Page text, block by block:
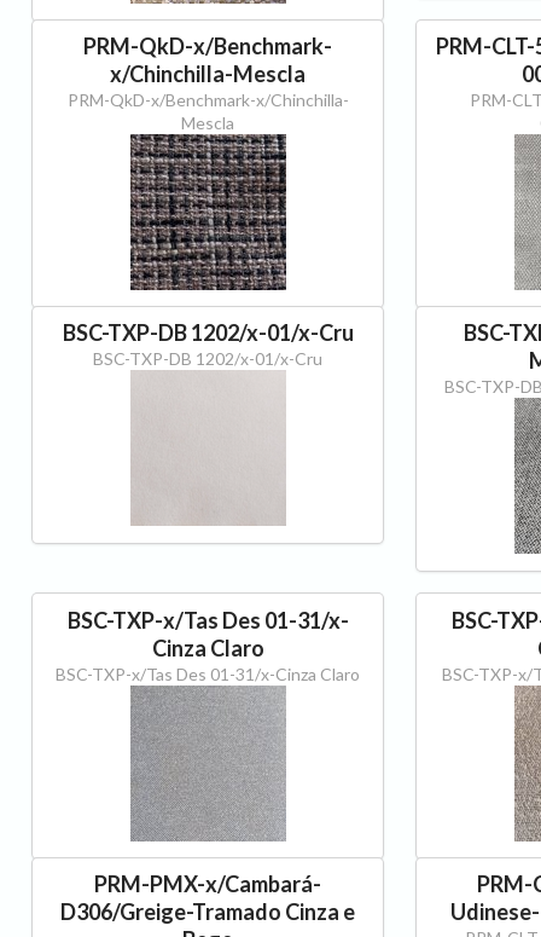
PRM-QkD-x/Benchmark-
x/Chinchilla-Mescla
PRM-QkD-x/Benchmark-x/Chinchilla-
Mescla
PRM-
PRM-
BSC-TXP-DB 1202/x-01/x-Cru
BSC-TXP-DB 1202/x-01/x-Cru
BSC-
BSC-TXP-
BSC-TXP-x/Tas Des 01-31/x-
Cinza Claro
BSC-TXP-x/Tas Des 01-31/x-Cinza Claro
BSC-
BSC-TXP-x/
PRM-PMX-x/Cambará-
D306/Greige-Tramado Cinza e
PRM-